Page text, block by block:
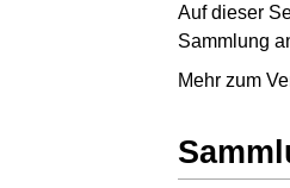
Auf dieser
Sammlung
Mehr zum